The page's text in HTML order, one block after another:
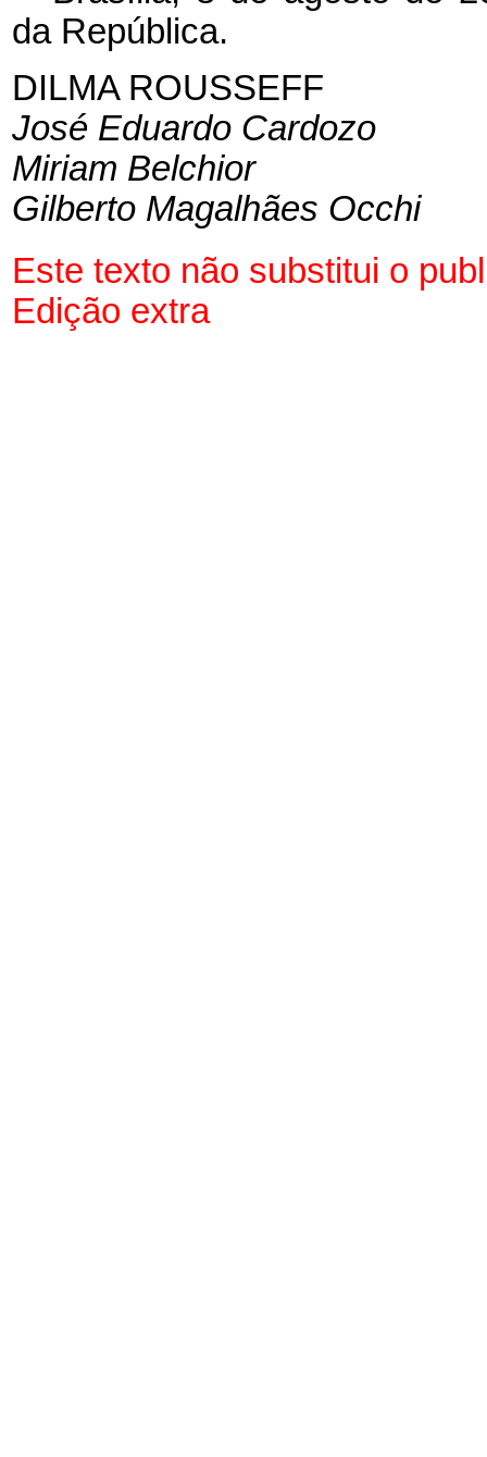
da República.
DILMA ROUSSEFF
José Eduardo Cardozo
Miriam Belchior
Gilberto Magalhães Occhi
Este texto não substitui o
Edição extra